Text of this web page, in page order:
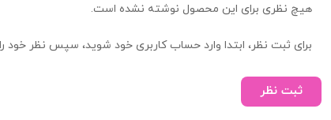
هیچ نظری برای این محصول نوشته نشده است.
برای ثبت نظر، ابتدا وارد حساب کاربری خود شوید، سپس نظر خود
ثبت نظر